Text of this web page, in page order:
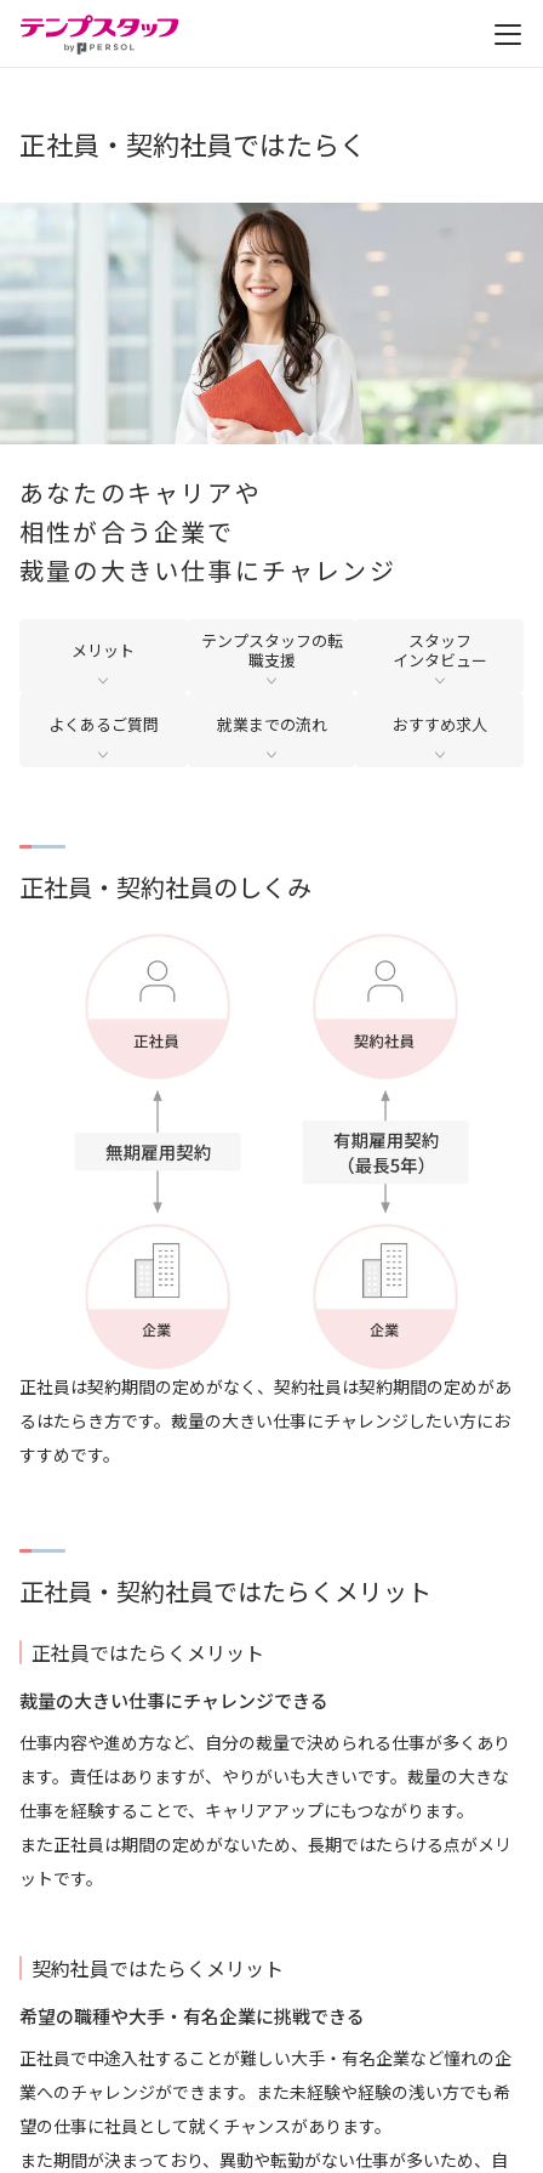
仕事を探す
はたらき方を選ぶ
福利厚生
キャリアサポート・研修
よくあるご質問
お役立ち情報
企業のご担当の方
正社員・契約社員ではたらく
あなたのキャリアや
相性が合う企業で
裁量の大きい仕事にチャレンジ
メリット
テンプスタッフの転
職支援
スタッフ
インタビュー
よくあるご質問 就業までの流れ おすすめ求人
正社員・契約社員のしくみ
正社員は契約期間の定めがなく、契約社員は契約期間の定めがあ
るはたらき方です。裁量の大きい仕事にチャレンジしたい方にお
すすめです。
正社員・契約社員ではたらくメリット
正社員ではたらくメリット
裁量の大きい仕事にチャレンジできる
仕事内容や進め方など、自分の裁量で決められる仕事が多くあり
ます。責任はありますが、やりがいも大きいです。裁量の大きな
仕事を経験することで、キャリアアップにもつながります。
また正社員は期間の定めがないため、長期ではたらける点がメリ
ットです。
契約社員ではたらくメリット
希望の職種や大手・有名企業に挑戦できる
正社員で中途入社することが難しい大手・有名企業など憧れの企
業へのチャレンジができます。また未経験や経験の浅い方でも希
望の仕事に社員として就くチャンスがあります。
また期間が決まっており、異動や転勤がない仕事が多いため、自